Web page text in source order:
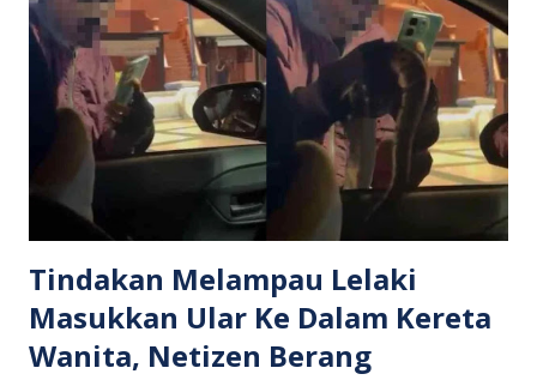
rumah. Orang ramai turut menggesa ibu bapa dan penjaga
agar memantau pergerakan serta aktiviti anak-anak, selain
menasihati mereka supaya tidak bermain di jalan raya demi
mengelakkan kejadian yang tidak diingini. Keselamatan
anak-anak merupakan tanggungjawab bersama, dan
pengawasan ibu bapa amat penting bagi memastikan
mereka tidak terlibat dalam aktiviti yang boleh mengancam
nyawa.
Tindakan Melampau Lelaki
Masukkan Ular Ke Dalam Kereta
Wanita, Netizen Berang